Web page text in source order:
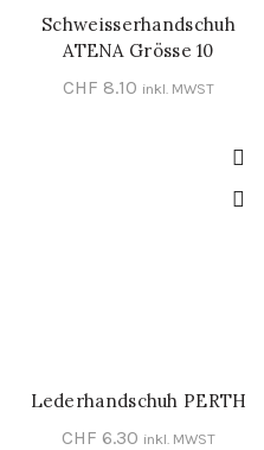
IN DEN WARENKORB
Schweisserhandschuh
ATENA Grösse 10
CHF 8.10 inkl. MWST
IN DEN WARENKORB
Lederhandschuh PERTH
CHF 6.30 inkl. MWST